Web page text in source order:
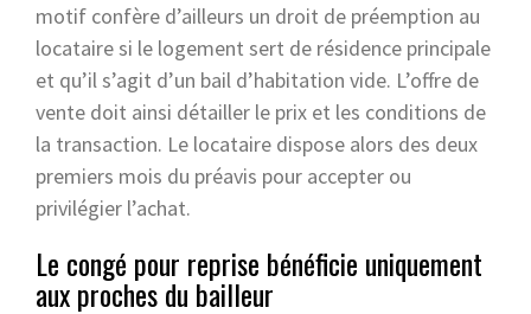
motif confère d’ailleurs un droit de préemption au
locataire si le logement sert de résidence principale
et qu’il s’agit d’un bail d’habitation vide. L’offre de
vente doit ainsi détailler le prix et les conditions de
la transaction. Le locataire dispose alors des deux
premiers mois du préavis pour accepter ou
privilégier l’achat.
Le congé pour reprise bénéficie uniquement
aux proches du bailleur